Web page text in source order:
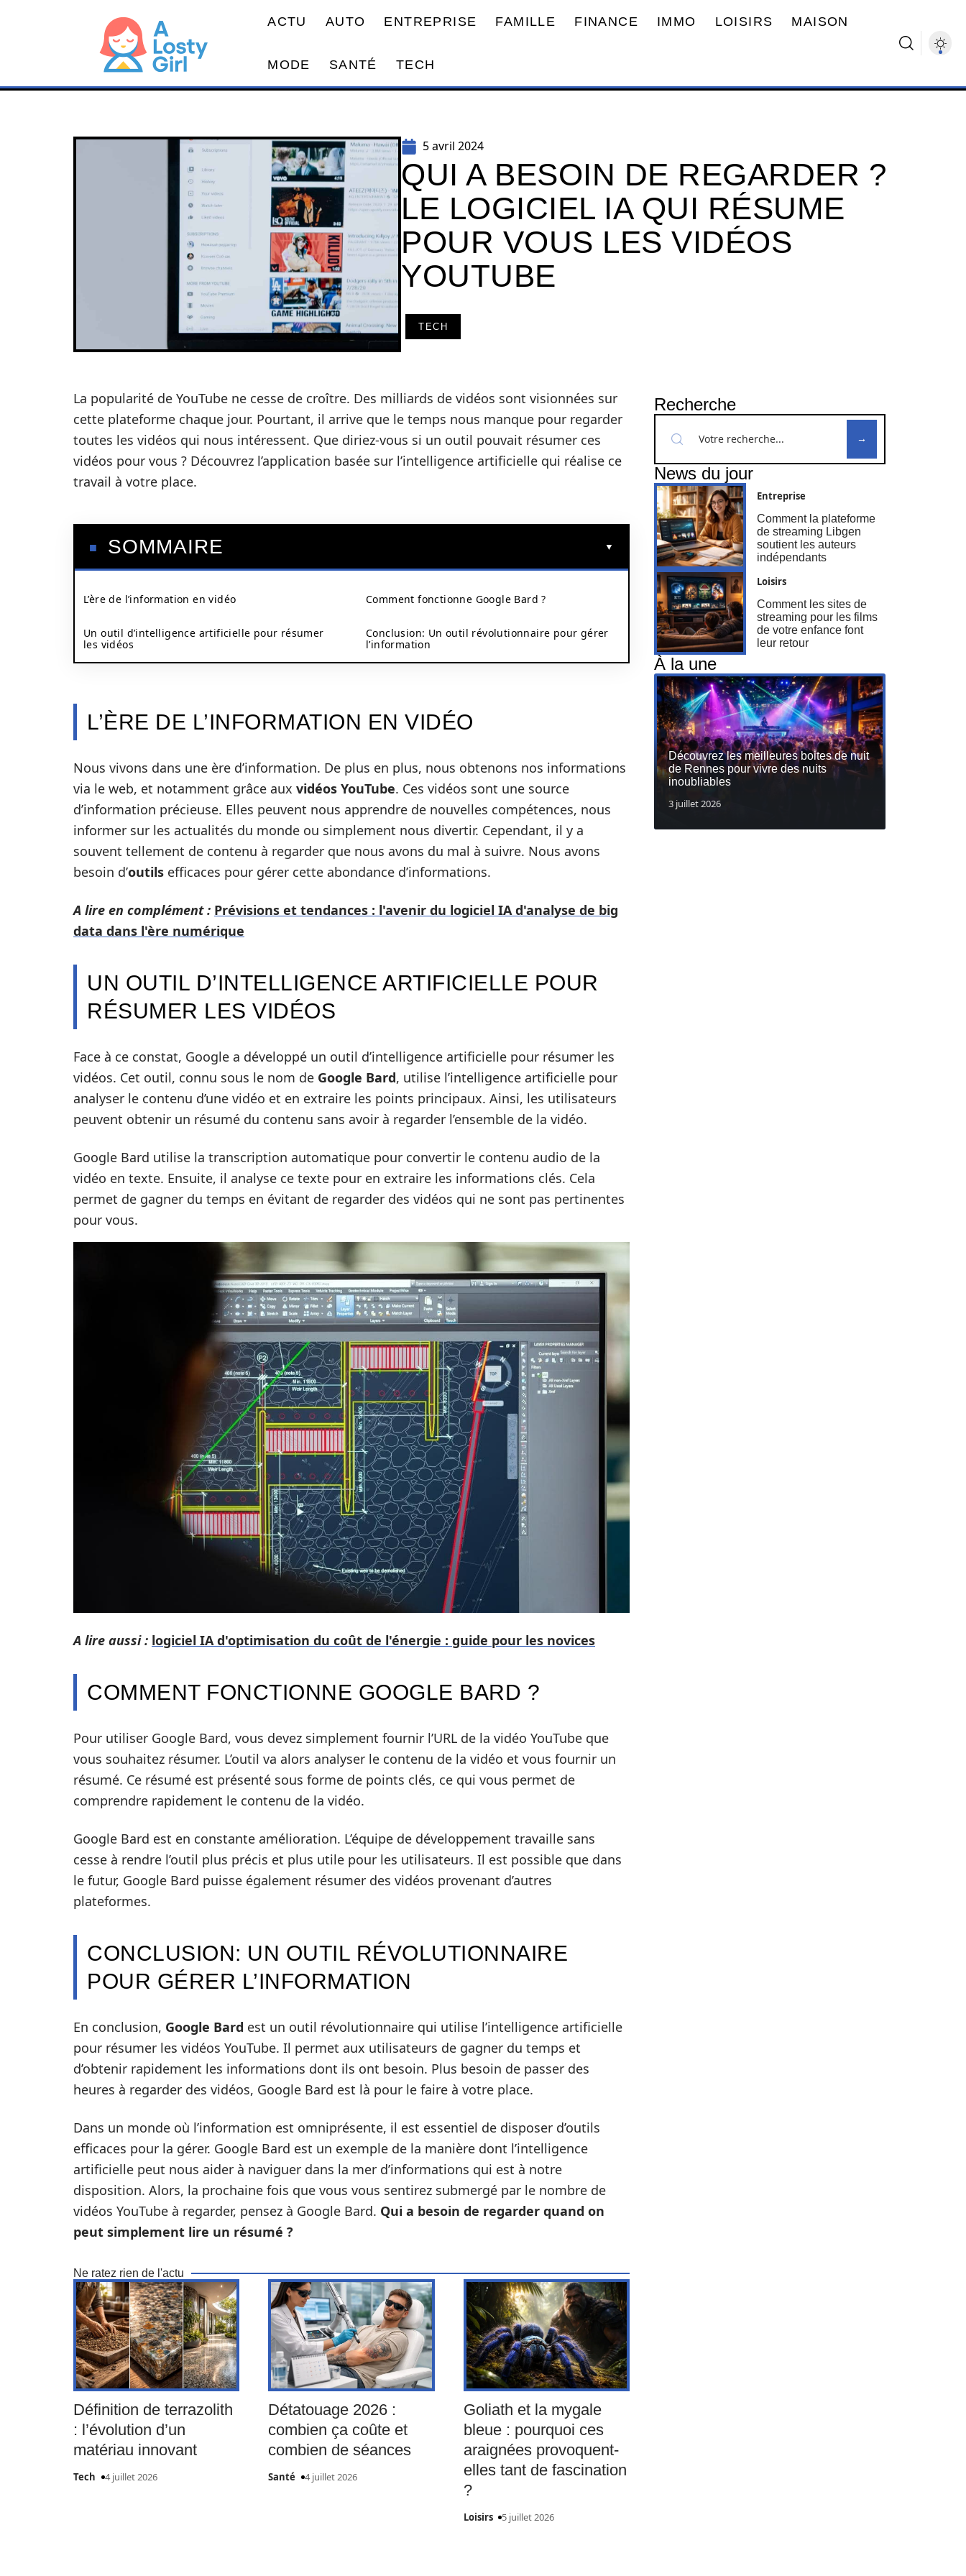
ACTU AUTO ENTREPRISE FAMILLE FINANCE IMMO LOISIRS MAISON
MODE SANTÉ TECH
5 avril 2024
QUI A BESOIN DE REGARDER ?
LE LOGICIEL IA QUI RÉSUME
POUR VOUS LES VIDÉOS
YOUTUBE
TECH
La popularité de YouTube ne cesse de croître. Des milliards de vidéos sont visionnées sur
cette plateforme chaque jour. Pourtant, il arrive que le temps nous manque pour regarder
toutes les vidéos qui nous intéressent. Que diriez-vous si un outil pouvait résumer ces
vidéos pour vous ? Découvrez l’application basée sur l’intelligence artificielle qui réalise ce
travail à votre place.
SOMMAIRE
L’ère de l’information en vidéo
Un outil d’intelligence artificielle pour résumer
les vidéos
Comment fonctionne Google Bard ?
Conclusion: Un outil révolutionnaire pour gérer
l’information
L’ÈRE DE L’INFORMATION EN VIDÉO
Nous vivons dans une ère d’information. De plus en plus, nous obtenons nos informations
via le web, et notamment grâce aux vidéos YouTube. Ces vidéos sont une source
d’information précieuse. Elles peuvent nous apprendre de nouvelles compétences, nous
informer sur les actualités du monde ou simplement nous divertir. Cependant, il y a
souvent tellement de contenu à regarder que nous avons du mal à suivre. Nous avons
besoin d’outils efficaces pour gérer cette abondance d’informations.
A lire en complément : Prévisions et tendances : l'avenir du logiciel IA d'analyse de big
data dans l'ère numérique
UN OUTIL D’INTELLIGENCE ARTIFICIELLE POUR
RÉSUMER LES VIDÉOS
Face à ce constat, Google a développé un outil d’intelligence artificielle pour résumer les
vidéos. Cet outil, connu sous le nom de Google Bard, utilise l’intelligence artificielle pour
analyser le contenu d’une vidéo et en extraire les points principaux. Ainsi, les utilisateurs
peuvent obtenir un résumé du contenu sans avoir à regarder l’ensemble de la vidéo.
Google Bard utilise la transcription automatique pour convertir le contenu audio de la
vidéo en texte. Ensuite, il analyse ce texte pour en extraire les informations clés. Cela
permet de gagner du temps en évitant de regarder des vidéos qui ne sont pas pertinentes
pour vous.
A lire aussi : logiciel IA d'optimisation du coût de l'énergie : guide pour les novices
COMMENT FONCTIONNE GOOGLE BARD ?
Pour utiliser Google Bard, vous devez simplement fournir l’URL de la vidéo YouTube que
vous souhaitez résumer. L’outil va alors analyser le contenu de la vidéo et vous fournir un
résumé. Ce résumé est présenté sous forme de points clés, ce qui vous permet de
comprendre rapidement le contenu de la vidéo.
Google Bard est en constante amélioration. L’équipe de développement travaille sans
cesse à rendre l’outil plus précis et plus utile pour les utilisateurs. Il est possible que dans
le futur, Google Bard puisse également résumer des vidéos provenant d’autres
plateformes.
CONCLUSION: UN OUTIL RÉVOLUTIONNAIRE
POUR GÉRER L’INFORMATION
En conclusion, Google Bard est un outil révolutionnaire qui utilise l’intelligence artificielle
pour résumer les vidéos YouTube. Il permet aux utilisateurs de gagner du temps et
d’obtenir rapidement les informations dont ils ont besoin. Plus besoin de passer des
heures à regarder des vidéos, Google Bard est là pour le faire à votre place.
Dans un monde où l’information est omniprésente, il est essentiel de disposer d’outils
efficaces pour la gérer. Google Bard est un exemple de la manière dont l’intelligence
artificielle peut nous aider à naviguer dans la mer d’informations qui est à notre
disposition. Alors, la prochaine fois que vous vous sentirez submergé par le nombre de
vidéos YouTube à regarder, pensez à Google Bard. Qui a besoin de regarder quand on
peut simplement lire un résumé ?
Ne ratez rien de l'actu
Définition de terrazolith
: l’évolution d’un
matériau innovant
Tech 4 juillet 2026
Détatouage 2026 :
combien ça coûte et
combien de séances
Santé 4 juillet 2026
Goliath et la mygale
bleue : pourquoi ces
araignées provoquent-
elles tant de fascination
?
Loisirs 5 juillet 2026
Recherche
News du jour
Entreprise
Comment la plateforme
de streaming Libgen
soutient les auteurs
indépendants
Loisirs
Comment les sites de
streaming pour les films
de votre enfance font
leur retour
À la une
Découvrez les meilleures boites de nuit
de Rennes pour vivre des nuits
inoubliables
3 juillet 2026